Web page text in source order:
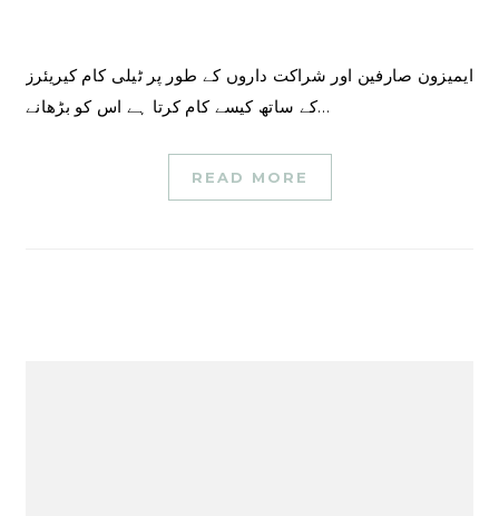
ایمیزون صارفین اور شراکت داروں کے طور پر ٹیلی کام کیریئرز
کے ساتھ کیسے کام کرتا ہے اس کو بڑھانے…
READ MORE